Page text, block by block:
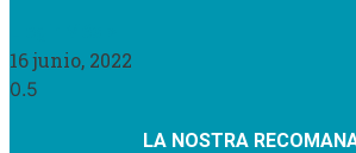
16 junio, 2022
LA NOSTRA